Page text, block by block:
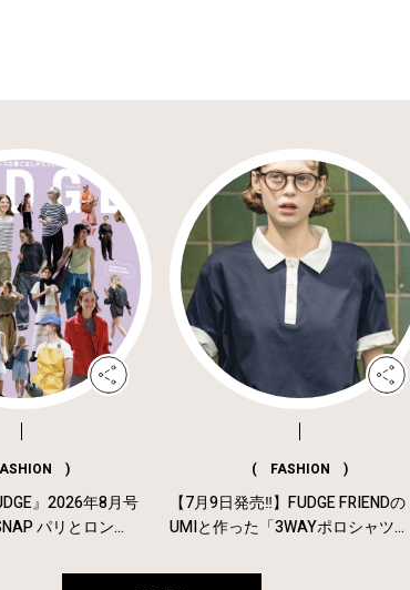
)
』2026年8月号
パリとロン...
( FASHION )
【7月9日発売‼︎】FUDGE FRIENDの
UMIと作った「3WAYポロシャツ...